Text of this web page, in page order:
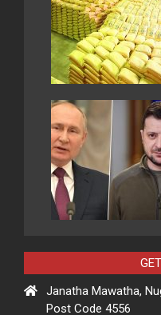
Janatha Mawatha,
Post Code 4556